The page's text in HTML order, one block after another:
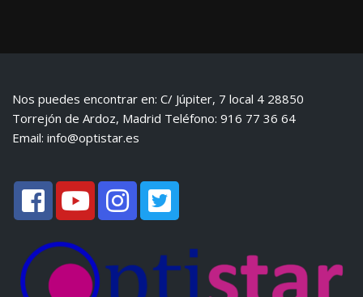
Nos puedes encontrar en: C/ Júpiter, 7 local 4 28850
Torrejón de Ardoz, Madrid Teléfono: 916 77 36 64
Email: info@optistar.es